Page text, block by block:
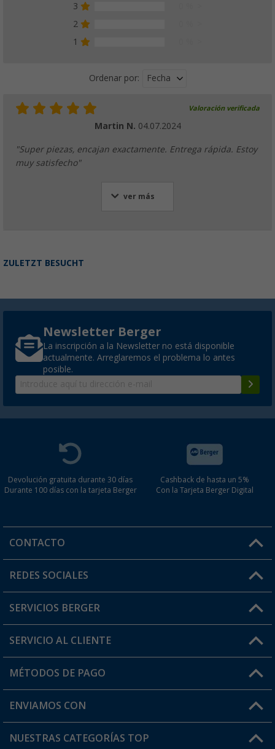
3
2
1
Ordenar por: Fecha
Valoración verificada
Martin N. 04.07.2024
"Super piezas, encajan exactamente. Entrega rápida. Estoy
muy satisfecho"
ver más
ZULETZT BESUCHT
Newsletter Berger
La inscripción a la Newsletter no está disponible
actualmente. Arreglaremos el problema lo antes
posible.
Devolución gratuita durante 30 días
Durante 100 días con la tarjeta Berger
Cashback de hasta un 5%
Con la Tarjeta Berger Digital
CONTACTO
Horario de atención al cliente:
¿Tienes alguna duda?
REDES SOCIALES
SERVICIOS BERGER
Conviértete en distribuidor
Mi cuenta
Tarjeta Berger Digital
SERVICIO AL CLIENTE
FAQ y Contacto
Información de envío
MÉTODOS DE PAGO
ENVIAMOS CON
NUESTRAS CATEGORÍAS TOP